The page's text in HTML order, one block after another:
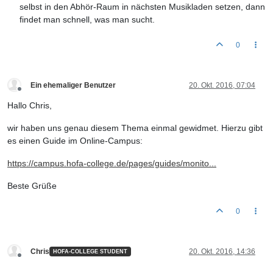
selbst in den Abhör-Raum in nächsten Musikladen setzen, dann
findet man schnell, was man sucht.
0
Ein ehemaliger Benutzer 20. Okt. 2016, 07:04
Hallo Chris,
wir haben uns genau diesem Thema einmal gewidmet. Hierzu gibt
es einen Guide im Online-Campus:
https://campus.hofa-college.de/pages/guides/monito...
Beste Grüße
0
Chris HOFA-COLLEGE STUDENT 20. Okt. 2016, 14:36